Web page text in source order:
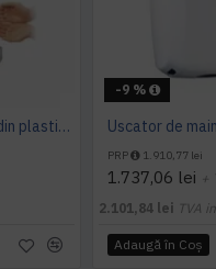
Uscator de maini din plastic 1400 W AQAS
-9 %
PRP 1.910,77 lei
1.737,06 lei +
2.101,84 lei TVA
Adaugă în Coş